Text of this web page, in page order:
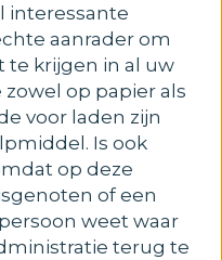
interessante
aanrader om
te krijgen in al uw
op papier als
voor laden zijn
Is ook
op deze
of een
weet waar
terug te